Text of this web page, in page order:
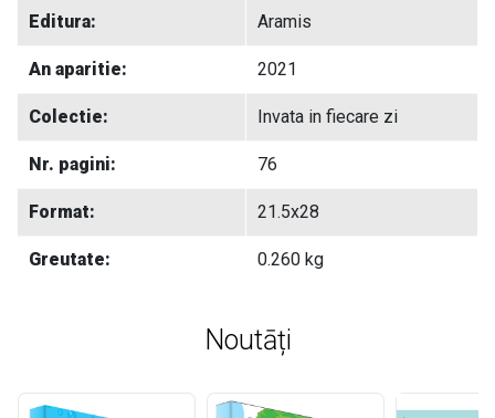
Editura: Aramis
An aparitie: 2021
Colectie: Invata in fiecare zi
Nr. pagini: 76
Format: 21.5x28
Greutate: 0.260 kg
Noutāți